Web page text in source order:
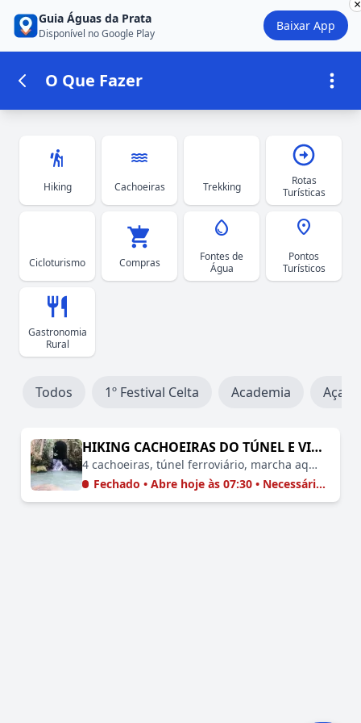
Guia Águas da Prata
Disponível no Google Play
Baixar App
×
O Que Fazer
hiking
Hiking
water
Cachoeiras Trekking
Rotas
Turísticas
Cicloturismo Compras
water_drop
Fontes de
Água
place
Pontos
Turísticos
Gastronomia
Rural
Todos 1º Festival Celta Academia Açaí
Resultados para Hiking
HIKING CACHOEIRAS DO TÚNEL E VISITA AO VALE DO TAJÁ, FAZENDA DE CAFÉ
4 cachoeiras, túnel ferroviário, marcha aquática e café 🚶‍♂️💦🚂☕🌄💸
Fechado • Abre hoje às 07:30 • Necessário Agendar